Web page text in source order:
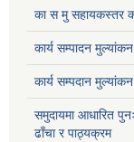
का स मु सहायकस्तर
कार्य सम्पादन
कार्य सम्पदान
समुदायमा आधारित
ढाँचा र पाठ्यक्रम